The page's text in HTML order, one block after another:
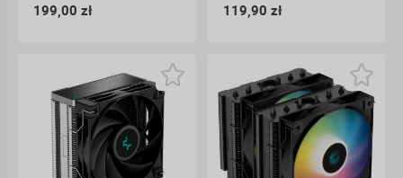
199,00 zł 119,90 zł